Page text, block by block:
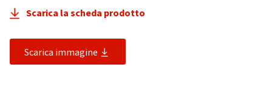
Scarica la scheda prodotto
Scarica immagine